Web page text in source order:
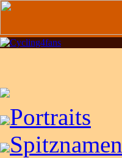
Portraits
Spitznamen